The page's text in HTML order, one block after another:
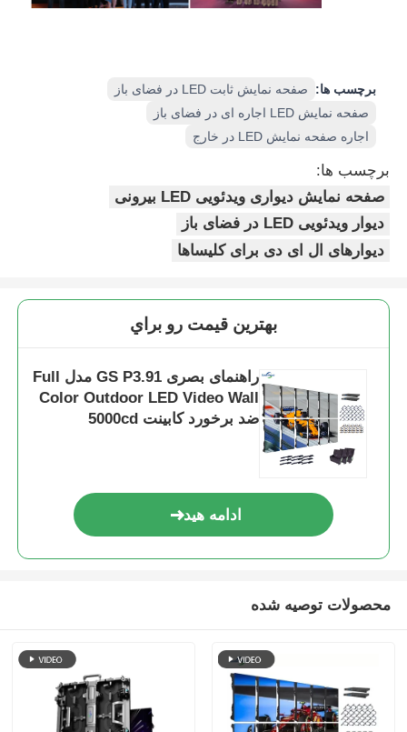
برچسب ها:
صفحه نمایش ثابت LED در فضای باز
صفحه نمایش LED اجاره ای در فضای باز
اجاره صفحه نمایش LED در خارج
برچسب ها:
صفحه نمایش دیواری ویدئویی LED بیرونی
دیوار ویدئویی LED در فضای باز
دیوارهای ال ای دی برای کلیساها
بهترين قيمت رو براي
راهنمای بصری GS P3.91 مدل Full
Color Outdoor LED Video Wall
ضد برخورد کابینت 5000cd
ادامه هید
محصولات توصیه شده